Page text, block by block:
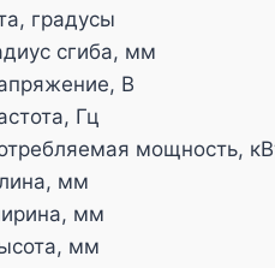
градусы
сгиба, мм
В
Гц
мощность,
мм
мм
мм